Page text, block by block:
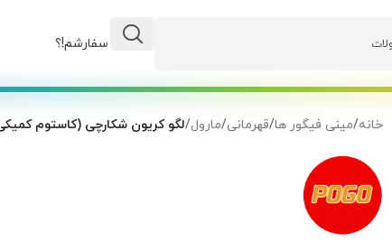
وضعیت سفارشم!؟
خانه/مینی فیگور ها/قهرمانی/مارول/لگو کریون شکارچی (کاستوم